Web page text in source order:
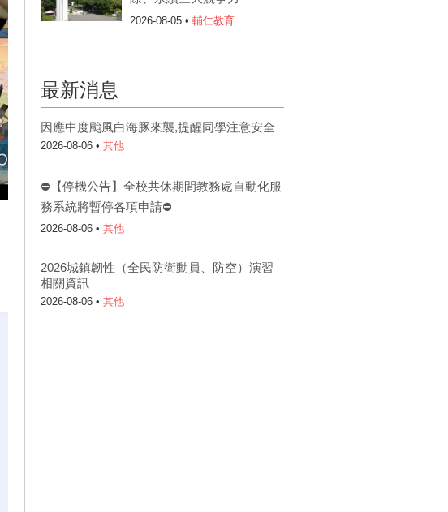
2026-08-05 • 輔仁教育
最新消息
因應中度颱風白海豚來襲,提醒同學注意安全
2026-08-06 • 其他
⛔【停機公告】全校共休期間教務處自動化服
務系統將暫停各項申請⛔
2026-08-06 • 其他
2026城鎮韌性（全民防衛動員、防空）演習
相關資訊
2026-08-06 • 其他